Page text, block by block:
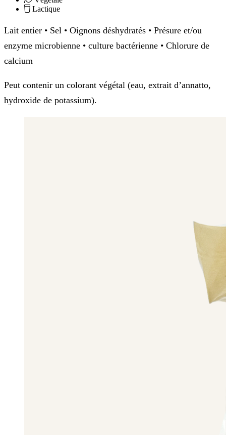
Lactique
Lait entier • Sel • Oignons déshydratés • Présure et/ou
enzyme microbienne • culture bactérienne • Chlorure de
calcium
Peut contenir un colorant végétal (eau, extrait d’annatto,
hydroxide de potassium).